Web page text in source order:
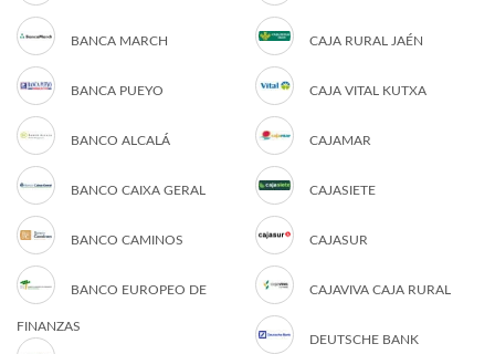
BANCA MARCH
BANCA PUEYO
BANCO ALCALÁ
BANCO CAIXA GERAL
BANCO CAMINOS
BANCO EUROPEO DE
FINANZAS
CAJA RURAL JAÉN
CAJA VITAL KUTXA
CAJAMAR
CAJASIETE
CAJASUR
CAJAVIVA CAJA RURAL
DEUTSCHE BANK